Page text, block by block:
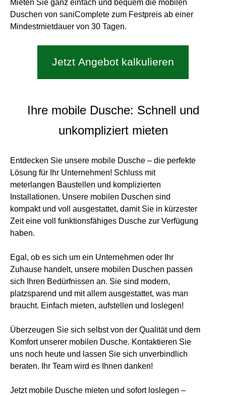
Mieten Sie ganz einfach und bequem die mobilen
Duschen von saniComplete zum Festpreis ab einer
Mindestmietdauer von 30 Tagen.
Jetzt Angebot kalkulieren
Ihre mobile Dusche: Schnell und
unkompliziert mieten
Entdecken Sie unsere mobile Dusche – die perfekte
Lösung für Ihr Unternehmen! Schluss mit
meterlangen Baustellen und komplizierten
Installationen. Unsere mobilen Duschen sind
kompakt und voll ausgestattet, damit Sie in kürzester
Zeit eine voll funktionsfähiges Dusche zur Verfügung
haben.
Egal, ob es sich um ein Unternehmen oder Ihr
Zuhause handelt, unsere mobilen Duschen passen
sich Ihren Bedürfnissen an. Sie sind modern,
platzsparend und mit allem ausgestattet, was man
braucht. Einfach mieten, aufstellen und loslegen!
Überzeugen Sie sich selbst von der Qualität und dem
Komfort unserer mobilen Dusche. Kontaktieren Sie
uns noch heute und lassen Sie sich unverbindlich
beraten. Ihr Team wird es Ihnen danken!
Jetzt mobile Dusche mieten und sofort loslegen –